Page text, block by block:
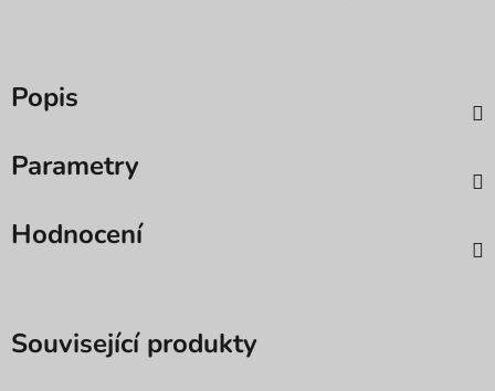
Popis
Parametry
Hodnocení
Související produkty